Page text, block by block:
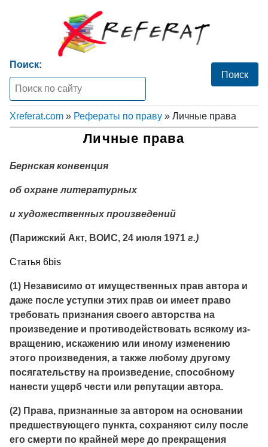
Поиск:
Xreferat.com » Рефераты по праву » Личные права
Личные права
Бернская конвенция
об охране литературных
и художественных произведений
(Парижский Акт, ВОИС, 24 июля 1971 г.)
Статья 6bis
(1) Независимо от имущественных прав автора и
даже после уступки этих прав ои имеет право
требовать признания своего авторства на
произведение и противодействовать всякому из­
вращению, искажению или иному изменению
этого произведе­ния, а также любому другому
посягательству на произведение, способному
нанести ущерб чести или репутации автора.
(2) Права, признанные за автором на основании
предшествую­щего пункта, сохраняют силу после
его смерти по крайней мере до прекращения